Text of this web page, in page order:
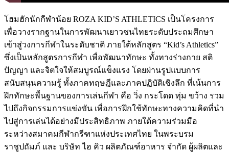
โฮมฮักนักกีฬาน้อย ROZA KID’S ATHLETICS เป็นโครงการ
เพื่อวางรากฐานในการพัฒนาเยาวชนไทยระดับประถมศึกษา
เข้าสู่วงการกีฬาในระดับชาติ ภายใต้หลักสูตร “Kid’s Athletics”
ซึ่งเป็นหลักสูตรการกีฬา เพื่อพัฒนาทักษะ ทั้งทางร่างกาย สติ
ปัญญา และจิตใจให้สมบูรณ์แข็งแรง โดยผ่านรูปแบบการ
สนับสนุนความรู้ ทั้งภาคทฤษฎีและภาคปฏิบัติเชิงลึก ที่เน้นการ
ฝึกทักษะพื้นฐานของการเล่นกีฬา คือ วิ่ง กระโดด ทุ่ม ขว้าง รวม
ไปถึงกิจกรรมการแข่งขัน เพื่อการฝึกใช้ทักษะทางความคิดที่นำ
ไปสู่การเล่นได้อย่างมีประสิทธิภาพ ภายใต้ความร่วมมือ
ระหว่างสมาคมกีฬากรีฑาแห่งประเทศไทย ในพระบรม
ราชูปถัมภ์ และ บริษัท ไฮ คิว ผลิตภัณฑ์อาหาร จำกัด ผู้ผลิตและ